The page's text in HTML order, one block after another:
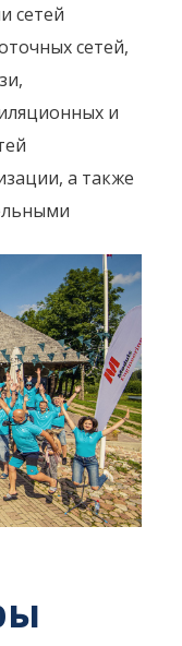
сетей
сетей,
и
а также